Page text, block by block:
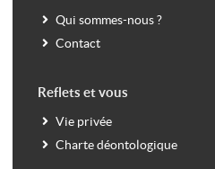
Qui sommes-nous ?
Contact
Reflets et vous
Vie privée
Charte déontologique